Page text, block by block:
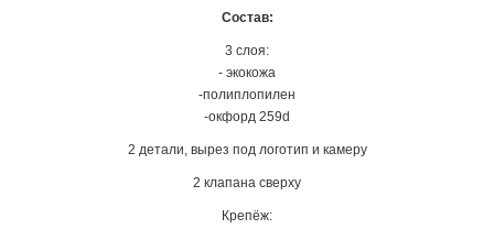
Состав:
3 слоя:
- экокожа
-полиплопилен
-окфорд 259d
2 детали, вырез под логотип и камеру
2 клапана сверху
Крепёж: